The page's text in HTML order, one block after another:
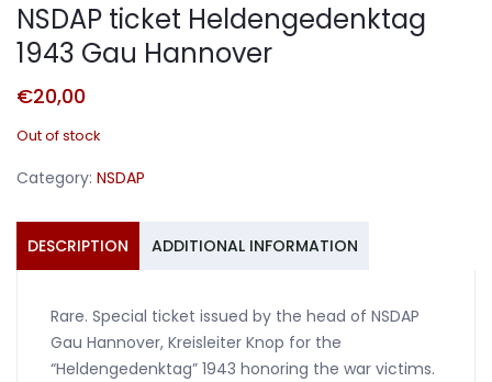
NSDAP ticket Heldengedenktag
1943 Gau Hannover
€20,00
Out of stock
Category: NSDAP
DESCRIPTION ADDITIONAL INFORMATION
Rare. Special ticket issued by the head of NSDAP
Gau Hannover, Kreisleiter Knop for the
“Heldengedenktag” 1943 honoring the war victims.